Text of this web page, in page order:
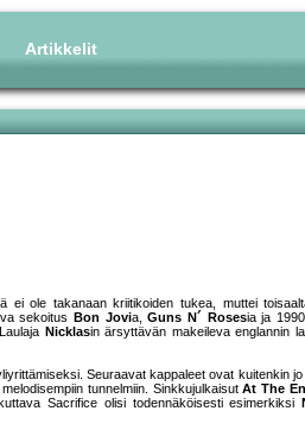
Artikkelit
ei ole takanaan kriitikoiden tukea, muttei
sekoitus
Bon Jovia,Guns N´ Rosesia ja
Nicklasin ärsyttävän makeileva englannin
Seuraavat kappaleet ovat kuitenkin
tunnelmiin. SinkkujulkaisutAt The
Sacrifice olisi todennäköisesti esimerkiksi